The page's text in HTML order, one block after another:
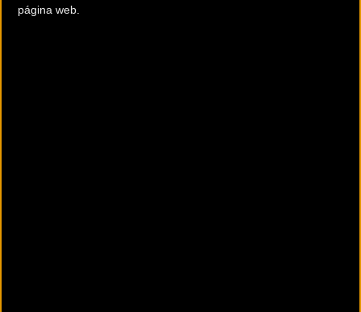
página web.